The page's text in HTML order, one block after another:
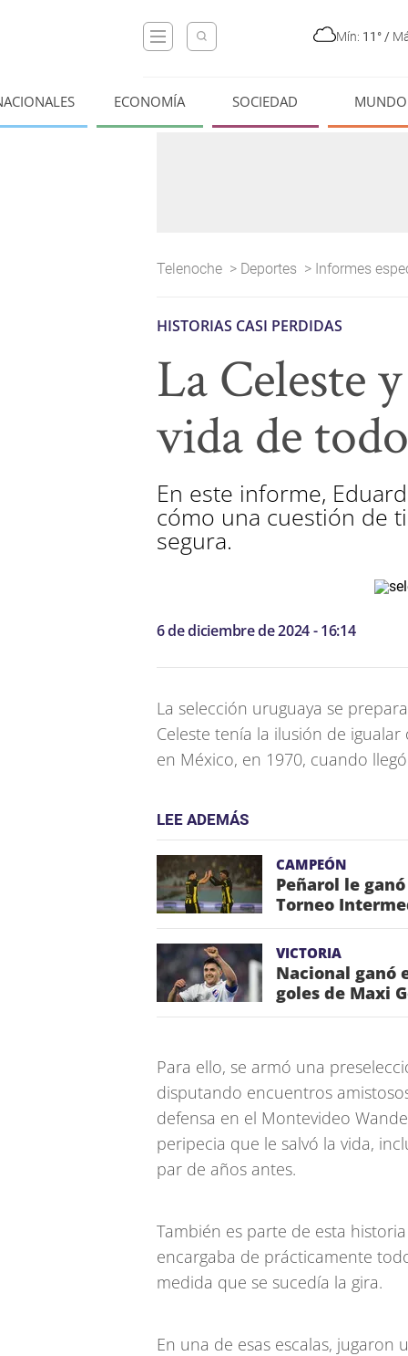
Mín: 11° /
ECONOMÍA SOCIEDAD MUNDO
Telenoche > Deportes > Informes
HISTORIAS CASI PERDIDAS
La Celeste
vida de
En este informe,
cómo una cuestión de
segura.
6 de diciembre de 2024 - 16:14
La selección uruguaya se
Celeste tenía la ilusión de
en México, en 1970, cuando
LEE ADEMÁS
CAMPEÓN
Peñarol le
Torneo
VICTORIA
Nacional ganó
goles de Maxi
Para ello, se armó una
disputando encuentros
defensa en el Montevideo
peripecia que le salvó la vida,
par de años antes.
También es parte de esta
encargaba de prácticamente
medida que se sucedía la gira.
En una de esas escalas,